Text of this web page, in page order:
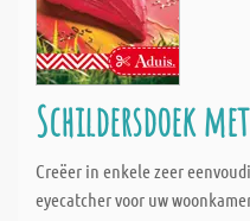
Schildersdoek
Creëer in enkele zeer
eyecatcher voor uw